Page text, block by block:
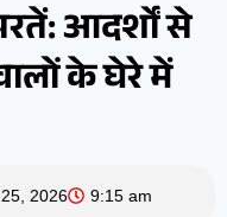
आदर्शों से
के घेरे में
2026 9:15 am